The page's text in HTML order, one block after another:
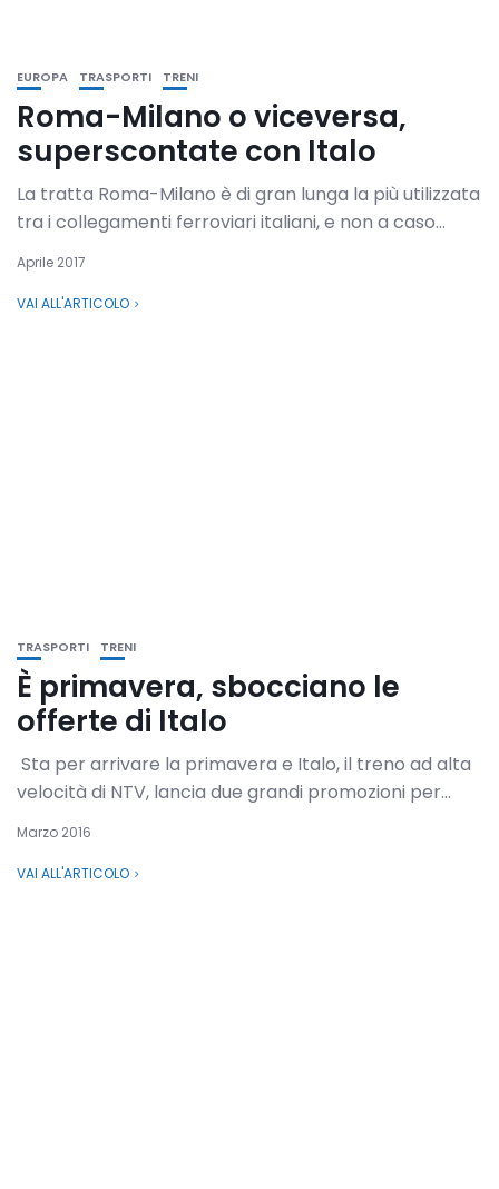
EUROPA TRASPORTI TRENI
Roma-Milano o viceversa,
superscontate con Italo
La tratta Roma-Milano è di gran lunga la più utilizzata
tra i collegamenti ferroviari italiani, e non a caso...
Aprile 2017
VAI ALL'ARTICOLO
TRASPORTI TRENI
È primavera, sbocciano le
offerte di Italo
Sta per arrivare la primavera e Italo, il treno ad alta
velocità di NTV, lancia due grandi promozioni per...
Marzo 2016
VAI ALL'ARTICOLO